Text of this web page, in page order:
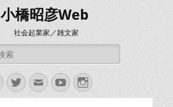
小橋昭彦Web
社会起業家／雑文家
Facebook
Twitter
メ
ー
YouTubeInstagram